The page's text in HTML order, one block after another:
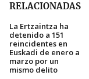
RELACIONADAS
La Ertzaintza ha
detenido a 151
reincidentes en
Euskadi de enero a
marzo por un
mismo delito